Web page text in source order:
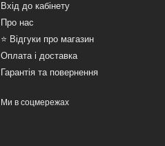
Вхід до кабінету
Про нас
⭐ Відгуки про магазин
Оплата і доставка
Гарантія та повернення
Ми в соцмережах